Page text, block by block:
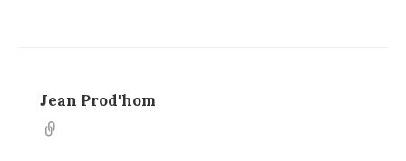
Jean Prod'hom